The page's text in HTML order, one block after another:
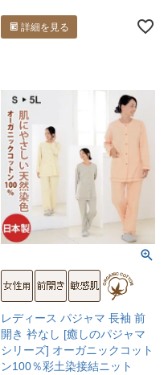
詳細を見る
レディース パジャマ 長袖 前
開き 衿なし [癒しのパジャマ
シリーズ] オーガニックコット
ン100％彩土染接結ニット